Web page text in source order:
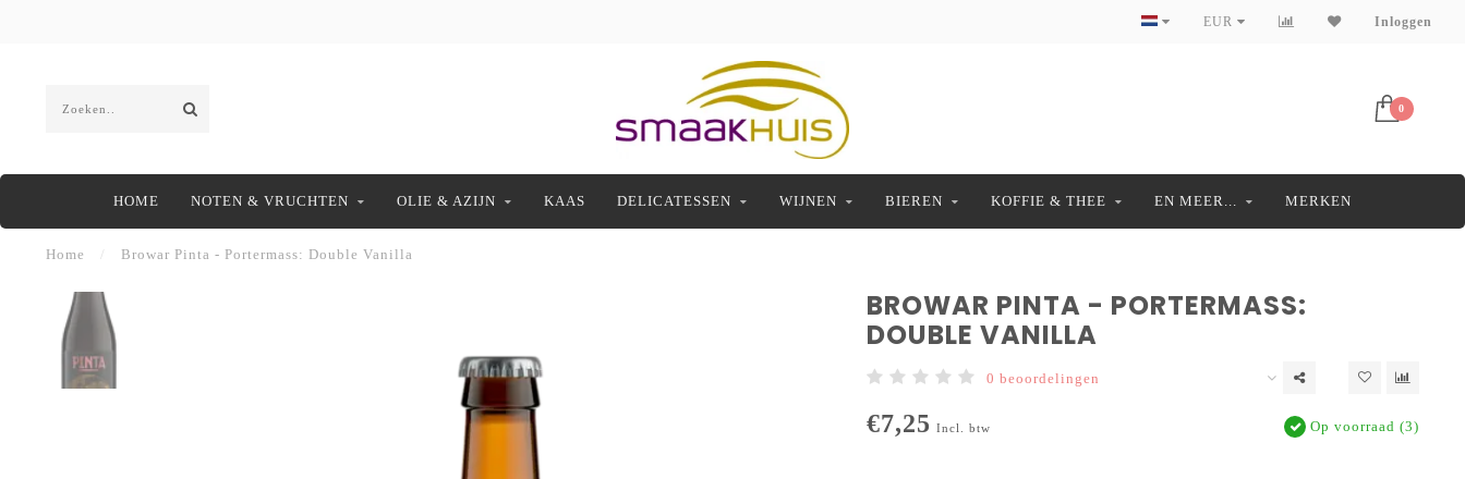
EUR Inloggen
0
HOME NOTEN & VRUCHTEN OLIE & AZIJN KAAS DELICATESSEN WIJNEN BIEREN KOFFIE & THEE EN MEER... MERKEN
Home Browar Pinta - Portermass: Double Vanilla
BROWAR PINTA - PORTERMASS:
DOUBLE VANILLA
0 beoordelingen
€7,25 Incl. btw Op voorraad (3)